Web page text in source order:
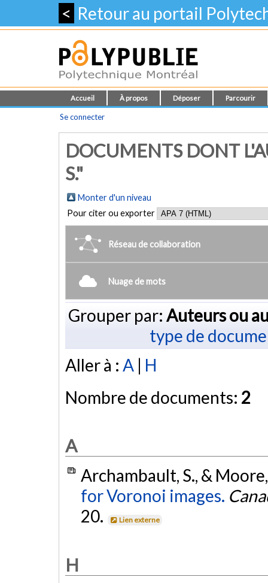
< Retour au portail
Accueil À propos Déposer Parcourir
Se connecter
DOCUMENTS DONT
S."
Monter d'un niveau
Pour citer ou exporter
Réseau de collaboration
Nuage de mots
Grouper par: Auteurs ou
type de
Aller à : A | H
Nombre de documents: 2
A
Archambault, S., &
for Voronoi images.
20.
Lien externe
H